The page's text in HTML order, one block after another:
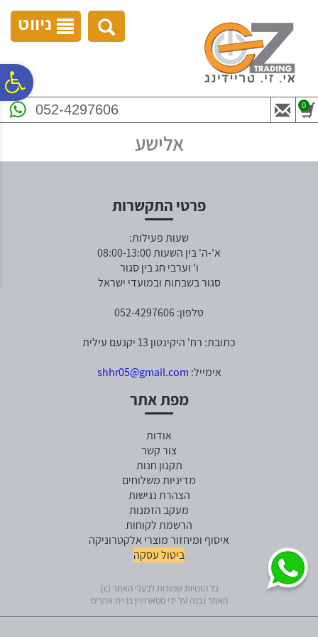
נגישות
ניווט
052-4297606 0
אלישע
פרטי התקשרות
שעות פעילות:
א'-ה' בין השעות 08:00-13:00
ו' וערבי חג בין סגור
סגור בשבתות ובמועדי ישראל
טלפון: 052-4297606
כתובת: רח' היקינטון 13 יקנעם עילית
אימייל: shhr05@gmail.com
מפת אתר
אודות
צור קשר
תקנון חנות
מדיניות משלוחים
הצהרת נגישות
מעקב הזמנות
הרשמת לקוחות
איסוף ומיחזור מוצרי אלקטרוניקה
ביטול עסקה
כל הזכויות שמורות לבעלי האתר (c)
האתר נבנה על ידי סטארויזין בניית אתרים